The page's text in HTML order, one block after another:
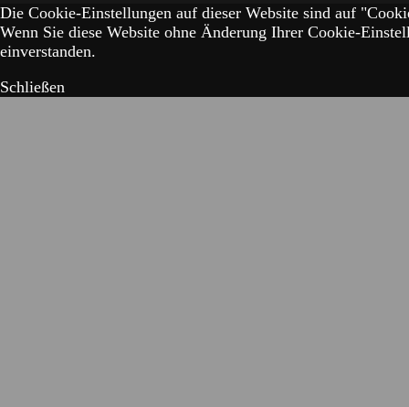
Die Cookie-Einstellungen auf dieser Website sind auf
Wenn Sie diese Website ohne Änderung Ihrer Cookie-
einverstanden.
Schließen